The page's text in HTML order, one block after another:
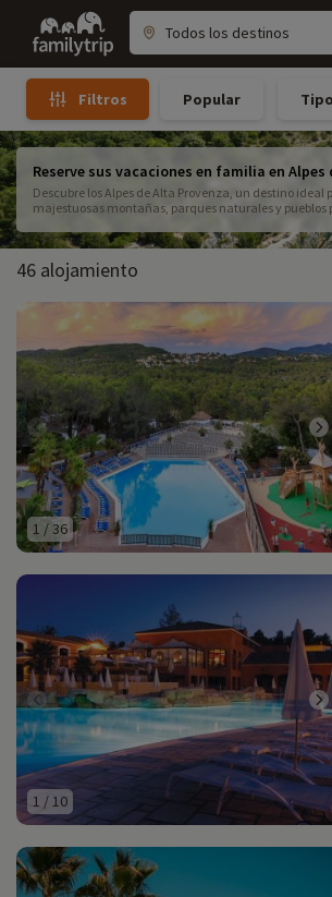
Family
trip
Filtros Popular
Reserve sus vacaciones en familia en Alpes
Descubre los Alpes de Alta Provenza, un destino
majestuosas montañas, parques naturales y
hasta pueblos de vacaciones con instalaciones
descubrir, desde excursiones accesibles para los
o el baño en el lago. Para un fin de semana en familia
Provenza y practica senderismo por senderos
Provenza con niños y crea recuerdos inolvidables en
46 alojamiento
1 /36
1 /10